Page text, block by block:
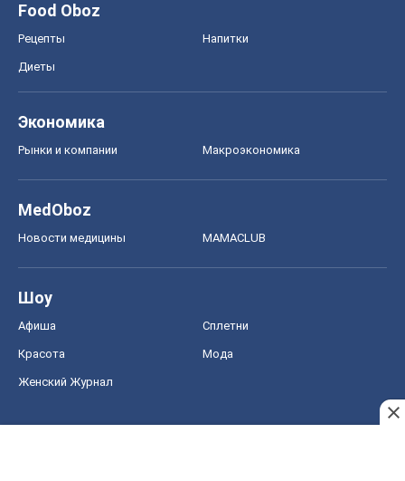
Food Oboz
Рецепты Напитки
Диеты
Экономика
Рынки и компании Mакроэкономика
MedOboz
Новости медицины MAMACLUB
Шоу
Афиша Сплетни
Красота Мода
Женский Журнал